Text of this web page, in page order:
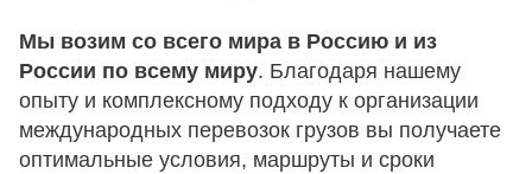
Мы возим со всего мира в Россию и из
России по всему миру. Благодаря нашему
опыту и комплексному подходу к организации
международных перевозок грузов вы получаете
оптимальные условия, маршруты и сроки